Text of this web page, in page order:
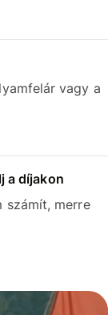
vagy a
a díjakon
számít, merre